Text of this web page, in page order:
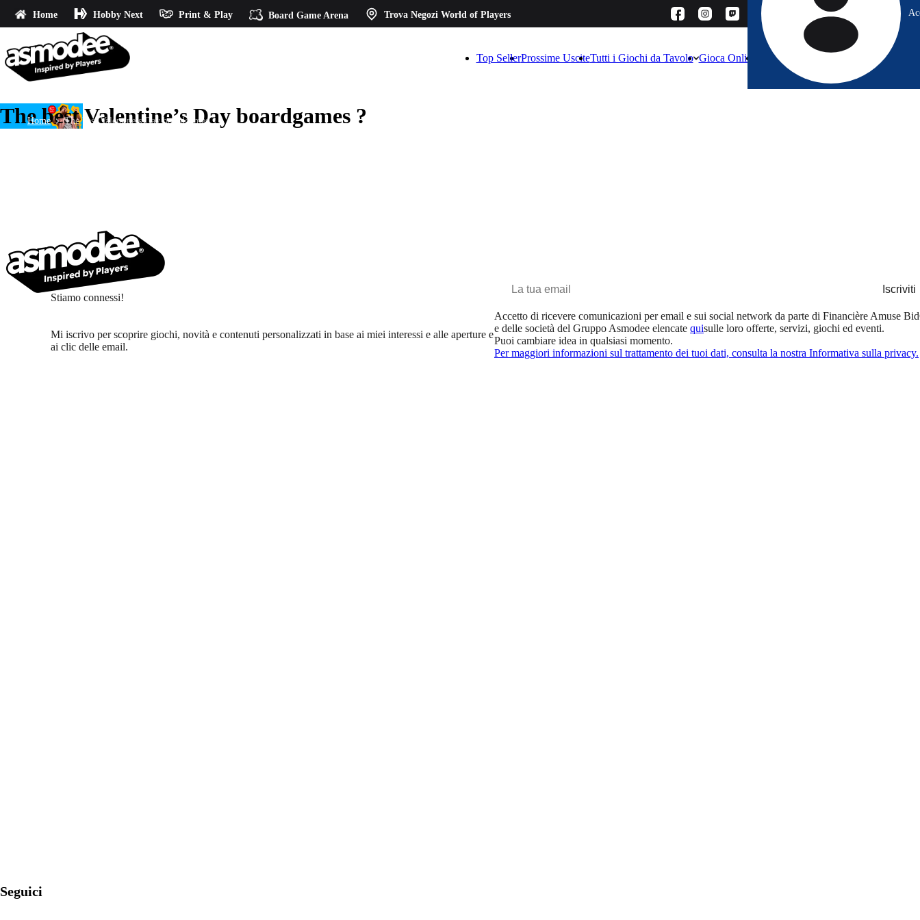
Home Hobby Next Print & Play Board Game Arena Trova Negozi World of Players
Top SellerProssime UsciteTutti i Giochi da Tavolo Gioca Online Dove Comprare Altro
Home The best Valentine’s Day boardgames ?
The best Valentine’s Day boardgames ?
Stiamo connessi!
Mi iscrivo per scoprire giochi, novità e contenuti personalizzati in base ai miei interessi e alle aperture e
ai clic delle email.
Iscriviti
Accetto di ricevere comunicazioni per email e sui social network da parte di Financière Amuse
e delle società del Gruppo Asmodee elencate quisulle loro offerte, servizi, giochi ed eventi.
Puoi cambiare idea in qualsiasi momento.
Per maggiori informazioni sul trattamento dei tuoi dati, consulta la nostra Informativa sulla privacy.
Seguici